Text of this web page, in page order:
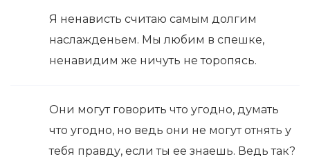
Я ненависть считаю самым долгим
наслажденьем. Мы любим в спешке,
ненавидим же ничуть не торопясь.
Они могут говорить что угодно, думать
что угодно, но ведь они не могут отнять у
тебя правду, если ты ее знаешь. Ведь так?